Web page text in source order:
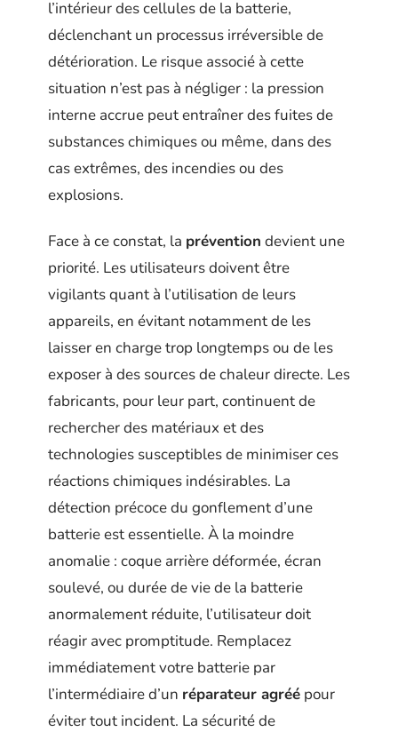
l’intérieur des cellules de la batterie,
déclenchant un processus irréversible de
détérioration. Le risque associé à cette
situation n’est pas à négliger : la pression
interne accrue peut entraîner des fuites de
substances chimiques ou même, dans des
cas extrêmes, des incendies ou des
explosions.
Face à ce constat, la prévention devient une
priorité. Les utilisateurs doivent être
vigilants quant à l’utilisation de leurs
appareils, en évitant notamment de les
laisser en charge trop longtemps ou de les
exposer à des sources de chaleur directe. Les
fabricants, pour leur part, continuent de
rechercher des matériaux et des
technologies susceptibles de minimiser ces
réactions chimiques indésirables. La
détection précoce du gonflement d’une
batterie est essentielle. À la moindre
anomalie : coque arrière déformée, écran
soulevé, ou durée de vie de la batterie
anormalement réduite, l’utilisateur doit
réagir avec promptitude. Remplacez
immédiatement votre batterie par
l’intermédiaire d’un réparateur agréé pour
éviter tout incident. La sécurité de